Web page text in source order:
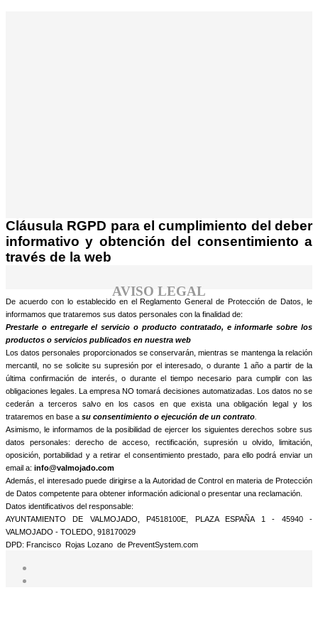
Cláusula RGPD para el cumplimiento del deber
informativo y obtención del consentimiento a
AVISO LEGAL
De acuerdo con lo establecido en el Reglamento General de Protección de Datos, le
informamos que trataremos sus datos personales con la finalidad de:
Prestarle o entregarle el servicio o producto contratado, e informarle sobre los
productos o servicios publicados en nuestra web
Los datos personales proporcionados se conservarán, mientras se mantenga la relación
mercantil, no se solicite su supresión por el interesado, o durante 1 año a partir de la
última confirmación de interés, o durante el tiempo necesario para cumplir con las
obligaciones legales. La empresa NO tomará decisiones automatizadas. Los datos no se
cederán a terceros salvo en los casos en que exista una obligación legal y los
trataremos en base asu consentimiento o ejecución de un contrato .
Asimismo, le informamos de la posibilidad de ejercer los siguientes derechos sobre sus
datos personales: derecho de acceso, rectificación, supresión u olvido, limitación,
oposición, portabilidad y a retirar el consentimiento prestado, para ello podrá enviar un
email a:info@valmojado.com
Además, el interesado puede dirigirse a la Autoridad de Control en materia de Protección
de Datos competente para obtener información adicional o presentar una reclamación.
Datos identificativos del responsable:
AYUNTAMIENTO DE VALMOJADO, P4518100E, PLAZA ESPAÑA 1 - 45940 -